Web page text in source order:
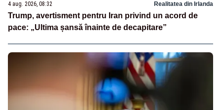
4 aug. 2026, 08:32 Realitatea din Irlanda
Trump, avertisment pentru Iran privind un acord de
pace: „Ultima șansă înainte de decapitare”